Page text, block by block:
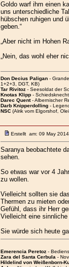
Goldo warf ihm einen
uns unterschiedliche
hübschen ruhigen und
geben.“
„Aber nicht im Hohen
„Nein, das wohl eher
Don Decius Paligan-
1+2+3, DGT, KB)
Tar Rivitoz- Seesoldat der
Knotas Klipp- Schiedsknecht
Darec Quent- Albernischer
Darb Knipperdolling-
NSC(Alrik vom Elgorshof,
Erstellt am: 09 May
Saranya beobachtete
sehen.
So etwas war vor 4
zu wollen.
Vielleicht sollten sie
Thermen zu mieten
Gefühl, dass ihr Herr
Vielleicht eine
Sie würde sich heute
Emerencia Peretoz-
Zara del Santa Cerbula -
Hildelind von Weißenborn-